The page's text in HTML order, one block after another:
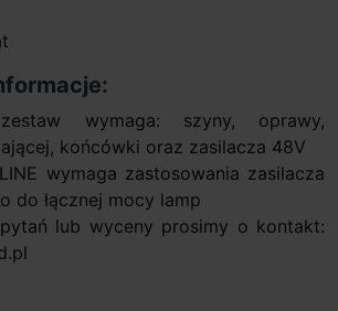
wymaga: szyny, oprawy,
końcówki oraz zasilacza 48V
wymaga zastosowania zasilacza
do łącznej mocy lamp
lub wyceny prosimy o kontakt: